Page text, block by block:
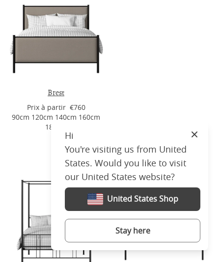
Brest
Prix ​​à partir €760
90cm 120cm 140cm 160cm
180cm
Modern iron beds
Hi
You're visiting us from United
States. Would you like to visit
our United States website?
United States Shop
Stay here
Close